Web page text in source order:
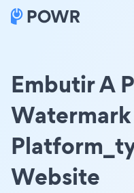
Embutir A
Watermark
Website